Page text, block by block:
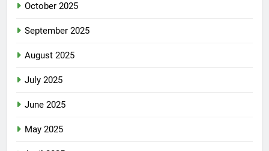
October 2025
September 2025
August 2025
July 2025
June 2025
May 2025